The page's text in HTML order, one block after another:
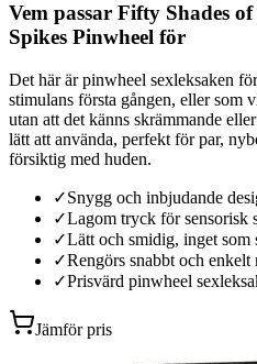
Vem passar Fifty Shades
Spikes Pinwheel för
Det här är pinwheel sexleksaken
stimulans första gången, eller
utan att det känns skrämmande
lätt att använda, perfekt för par,
försiktig med huden.
✓Snygg och inbjudande
✓Lagom tryck för sensorisk
✓Lätt och smidig, inget som
✓Rengörs snabbt och enkelt
✓Prisvärd pinwheel
Jämför pris